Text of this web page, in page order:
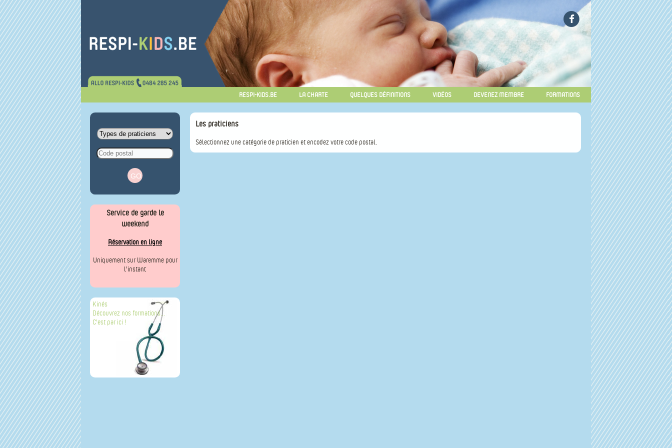
RESPI-KIDS.BE LA CHARTE QUELQUES DÉFINITIONS VIDÉOS DEVENEZ MEMBRE FORMATIONS
Service de garde le
weekend
Réservation en ligne
Uniquement sur Waremme pour
l'instant
Kinés
Découvrez nos formations...
C'est par ici !
Les praticiens
Sélectionnez une catégorie de praticien et encodez votre code postal.